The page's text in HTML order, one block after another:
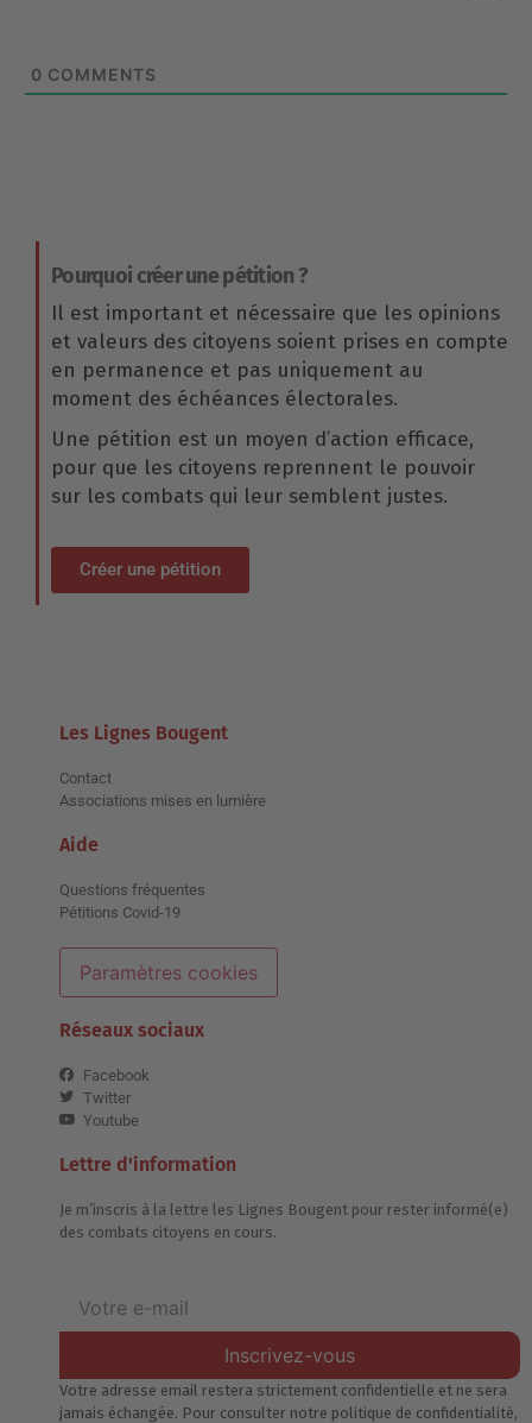
0 COMMENTS
Pourquoi créer une pétition ?
Il est important et nécessaire que les opinions
et valeurs des citoyens soient prises en compte
en permanence et pas uniquement au
moment des échéances électorales.
Une pétition est un moyen d’action efficace,
pour que les citoyens reprennent le pouvoir
sur les combats qui leur semblent justes.
Créer une pétition
Les Lignes Bougent
Contact
Associations mises en lumière
Aide
Questions fréquentes
Pétitions Covid-19
Paramètres cookies
Réseaux sociaux
Facebook
Twitter
Youtube
Lettre d'information
Je m’inscris à la lettre les Lignes Bougent pour rester informé(e)
des combats citoyens en cours.
Inscrivez-vous
Votre adresse email restera strictement confidentielle et ne sera
jamais échangée. Pour consulter notre politique de confidentialité,